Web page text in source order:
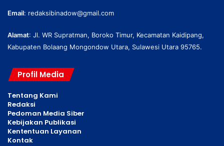
Email: redaksibinadow@gmail.com
Alamat: Jl. WR Supratman, Boroko Timur, Kecamatan Kaidipang,
Kabupaten Bolaang Mongondow Utara, Sulawesi Utara 95765.
Profil Media
Tentang Kami
Redaksi
Pedoman Media Siber
Kebijakan Publikasi
Kententuan Layanan
Kontak